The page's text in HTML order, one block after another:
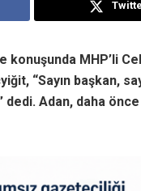
konuşunda MHP’li
“Sayın başkan,
dedi. Adan, daha